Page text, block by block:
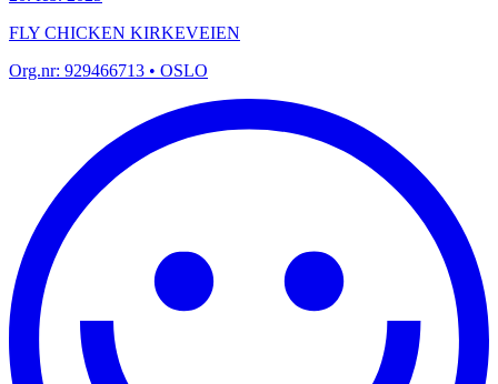
FLY CHICKEN KIRKEVEIEN
Org.nr: 929466713 • OSLO